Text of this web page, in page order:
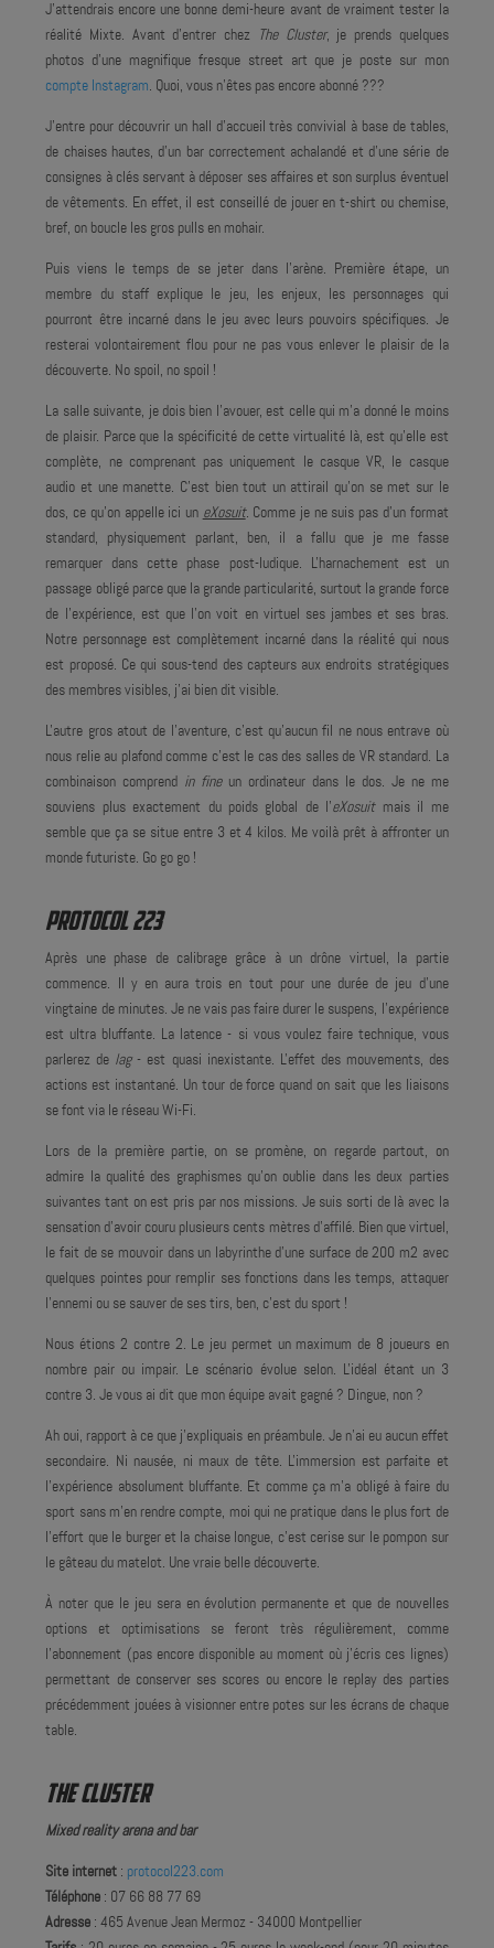
J'attendrais encore une bonne demi-heure avant de vraiment tester la
réalité Mixte. Avant d'entrer chez The Cluster, je prends quelques
photos d'une magnifique fresque street art que je poste sur mon
compte Instagram. Quoi, vous n'êtes pas encore abonné ???
J'entre pour découvrir un hall d'accueil très convivial à base de tables,
de chaises hautes, d'un bar correctement achalandé et d'une série de
consignes à clés servant à déposer ses affaires et son surplus éventuel
de vêtements. En effet, il est conseillé de jouer en t-shirt ou chemise,
bref, on boucle les gros pulls en mohair.
Puis viens le temps de se jeter dans l'arène. Première étape, un
membre du staff explique le jeu, les enjeux, les personnages qui
pourront être incarné dans le jeu avec leurs pouvoirs spécifiques. Je
resterai volontairement flou pour ne pas vous enlever le plaisir de la
découverte. No spoil, no spoil !
La salle suivante, je dois bien l'avouer, est celle qui m'a donné le moins
de plaisir. Parce que la spécificité de cette virtualité là, est qu'elle est
complète, ne comprenant pas uniquement le casque VR, le casque
audio et une manette. C'est bien tout un attirail qu'on se met sur le
dos, ce qu'on appelle ici un eXosuit. Comme je ne suis pas d'un format
standard, physiquement parlant, ben, il a fallu que je me fasse
remarquer dans cette phase post-ludique. L'harnachement est un
passage obligé parce que la grande particularité, surtout la grande force
de l'expérience, est que l'on voit en virtuel ses jambes et ses bras.
Notre personnage est complètement incarné dans la réalité qui nous
est proposé. Ce qui sous-tend des capteurs aux endroits stratégiques
des membres visibles, j'ai bien dit visible.
L'autre gros atout de l'aventure, c'est qu'aucun fil ne nous entrave où
nous relie au plafond comme c'est le cas des salles de VR standard. La
combinaison comprend in fineun ordinateur dans le dos. Je ne me
souviens plus exactement du poids global de l'eXosuitmais il me
semble que ça se situe entre 3 et 4 kilos. Me voilà prêt à affronter un
monde futuriste. Go go go !
PROTOCOL 223
Après une phase de calibrage grâce à un drône virtuel, la partie
commence. Il y en aura trois en tout pour une durée de jeu d'une
vingtaine de minutes. Je ne vais pas faire durer le suspens, l'expérience
est ultra bluffante. La latence - si vous voulez faire technique, vous
parlerez de lag- est quasi inexistante. L'effet des mouvements, des
actions est instantané. Un tour de force quand on sait que les liaisons
se font via le réseau Wi-Fi.
Lors de la première partie, on se promène, on regarde partout, on
admire la qualité des graphismes qu'on oublie dans les deux parties
suivantes tant on est pris par nos missions. Je suis sorti de là avec la
sensation d'avoir couru plusieurs cents mètres d'affilé. Bien que virtuel,
le fait de se mouvoir dans un labyrinthe d'une surface de 200 m2 avec
quelques pointes pour remplir ses fonctions dans les temps, attaquer
l'ennemi ou se sauver de ses tirs, ben, c'est du sport !
Nous étions 2 contre 2. Le jeu permet un maximum de 8 joueurs en
nombre pair ou impair. Le scénario évolue selon. L'idéal étant un 3
contre 3. Je vous ai dit que mon équipe avait gagné ? Dingue, non ?
Ah oui, rapport à ce que j'expliquais en préambule. Je n'ai eu aucun effet
secondaire. Ni nausée, ni maux de tête. L'immersion est parfaite et
l'expérience absolument bluffante. Et comme ça m'a obligé à faire du
sport sans m'en rendre compte, moi qui ne pratique dans le plus fort de
l'effort que le burger et la chaise longue, c'est cerise sur le pompon sur
le gâteau du matelot. Une vraie belle découverte.
À noter que le jeu sera en évolution permanente et que de nouvelles
options et optimisations se feront très régulièrement, comme
l'abonnement (pas encore disponible au moment où j'écris ces lignes)
permettant de conserver ses scores ou encore le replay des parties
précédemment jouées à visionner entre potes sur les écrans de chaque
table.
THE CLUSTER
Mixed reality arena and bar
Site internet : protocol223.com
Téléphone : 07 66 88 77 69
Adresse : 465 Avenue Jean Mermoz - 34000 Montpellier